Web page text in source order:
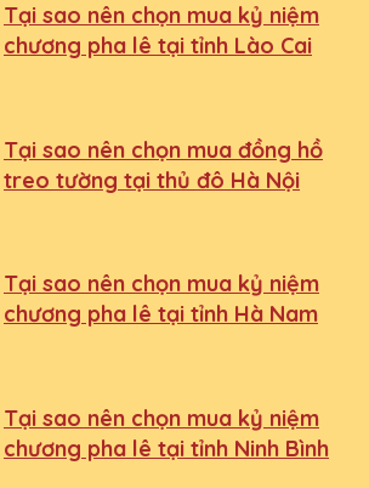
Tại sao nên chọn mua kỷ niệm
chương pha lê tại tỉnh Lào Cai
Tại sao nên chọn mua đồng hồ
treo tường tại thủ đô Hà Nội
Tại sao nên chọn mua kỷ niệm
chương pha lê tại tỉnh Hà Nam
Tại sao nên chọn mua kỷ niệm
chương pha lê tại tỉnh Ninh Bình